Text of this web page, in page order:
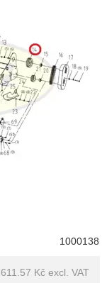
1000138
611.57 Kč excl. VAT